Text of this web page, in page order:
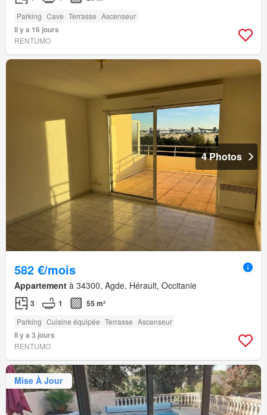
Parking Cave Terrasse Ascenseur
Il y a 16 jours
RENTUMO
4 Photos
582 €/mois
Appartement à 34300, Agde, Hérault, Occitanie
3 1 55 m²
Parking Cuisine équipée Terrasse Ascenseur
Il y a 3 jours
RENTUMO
Mise À Jour